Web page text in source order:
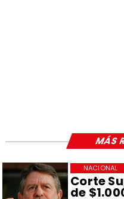
Corte
de
NACIONAL
MÁS